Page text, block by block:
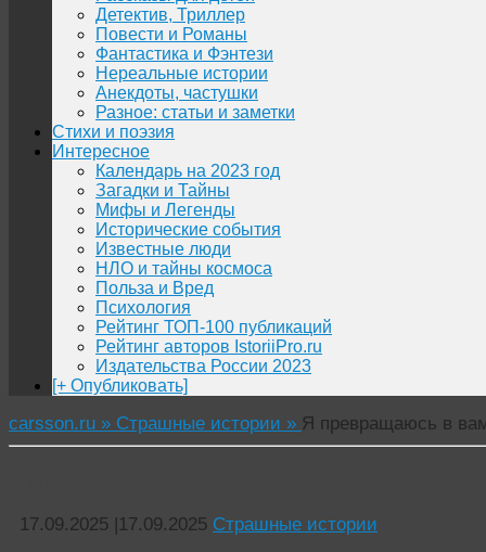
Детектив, Триллер
Повести и Романы
Фантастика и Фэнтези
Нереальные истории
Анекдоты, частушки
Разное: статьи и заметки
Стихи и поэзия
Интересное
Календарь на 2023 год
Загадки и Тайны
Мифы и Легенды
Исторические события
Известные люди
НЛО и тайны космоса
Польза и Вред
Психология
Рейтинг ТОП-100 публикаций
Рейтинг авторов IstoriiPro.ru
Издательства России 2023
[+ Опубликовать]
carsson.ru » Страшные истории » Я превращаюсь в
17.09.2025 |17.09.2025 Страшные истории